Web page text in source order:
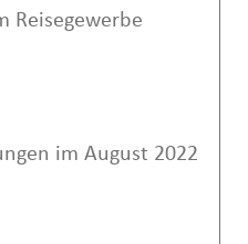
Reisegewerbe
im August 2022